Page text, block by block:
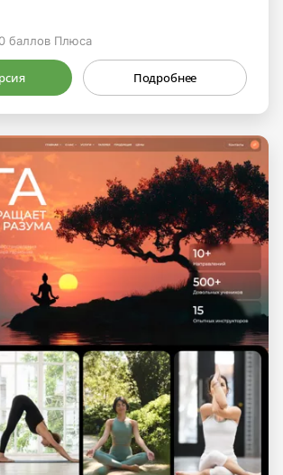
баллов Плюса
Подробнее